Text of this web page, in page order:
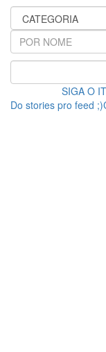
SIGA O
Do stories pro feed